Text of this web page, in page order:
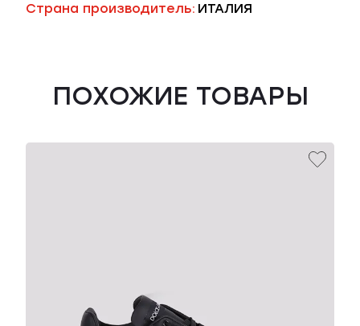
Страна производитель: ИТАЛИЯ
ПОХОЖИЕ ТОВАРЫ